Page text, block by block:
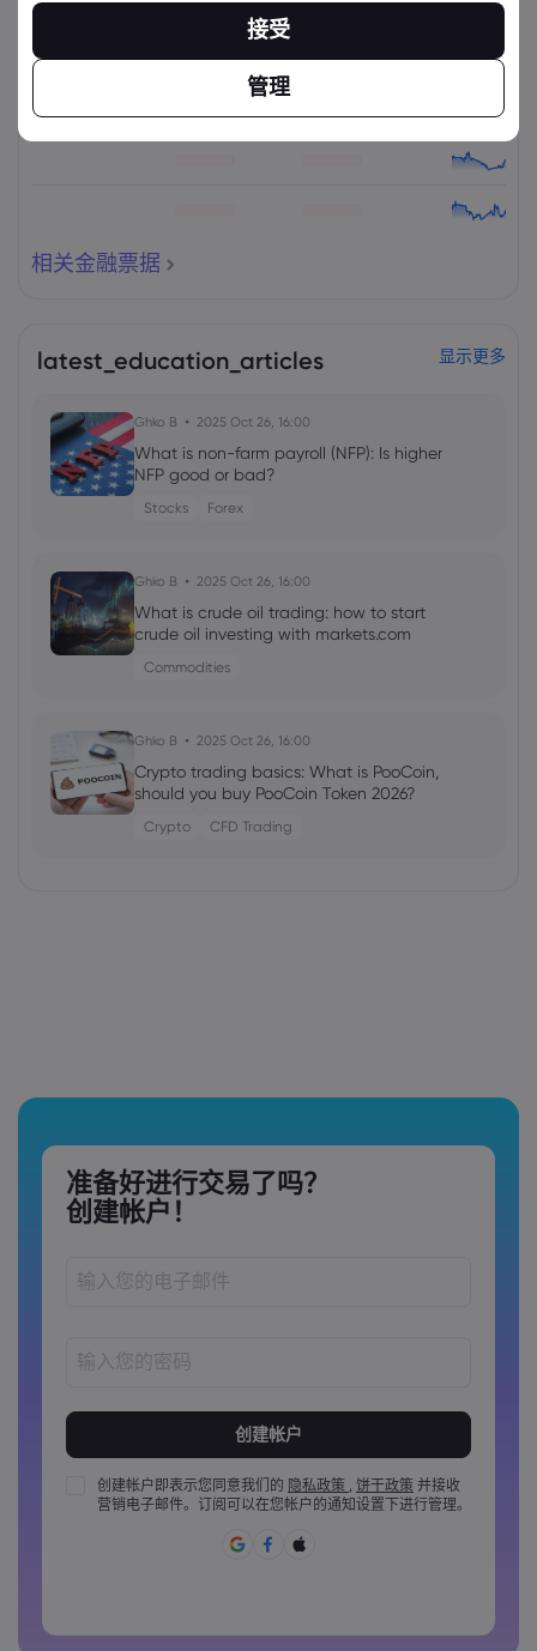
相关金融票据
latest_education_articles 显示更多
Ghko B 2025 Oct 26, 16:00
What is non-farm payroll (NFP): Is higher
NFP good or bad?
Stocks Forex
Ghko B 2025 Oct 26, 16:00
What is crude oil trading: how to start
crude oil investing with markets.com
Commodities
Ghko B 2025 Oct 26, 16:00
Crypto trading basics: What is PooCoin,
should you buy PooCoin Token 2026?
Crypto CFD Trading
准备好进行交易了吗？
创建帐户！
密码必须至少包含 1 个大写字母
密码必须至少包含 1 个小写字母
密码必须包含 ~!@#£%^&amp;*()_-+=:;&lt;&gt;{,[]?,.
创建帐户即表示您同意我们的 隐私政策 , 饼干政策 并接收
营销电子邮件。订阅可以在您帐户的通知设置下进行管理。
接受
管理